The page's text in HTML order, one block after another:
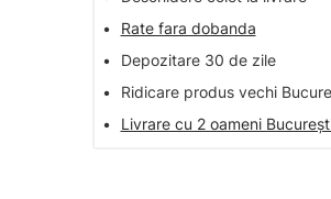
•
Rate fara dobanda
•
Depozitare 30 de zile
•
Ridicare produs vechi
•
Livrare cu 2 oameni